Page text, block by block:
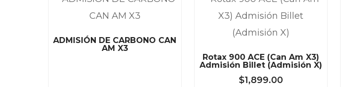
ADMISIÓN DE CARBONO CAN
AM X3
Rotax 900 ACE (Can Am X3)
Admisión Billet (Admisión X)
$1,899.00